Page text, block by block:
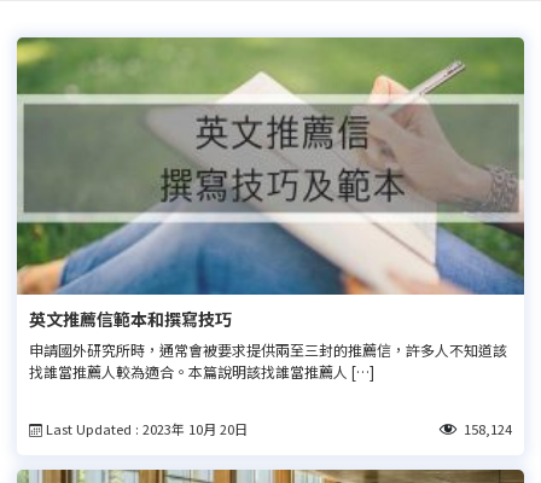
英文推薦信範本和撰寫技巧
申請國外研究所時，通常會被要求提供兩至三封的推薦信，許多人不知道該
找誰當推薦人較為適合。本篇說明該找誰當推薦人 […]
Last Updated : 2023年 10月 20日 158,124